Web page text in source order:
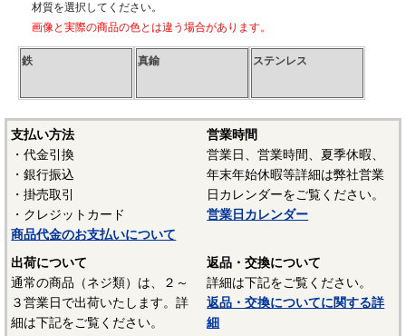
材質を選択してください。
画像と実際の商品の色とは違う場合があります。
鉄 真鍮 ステンレス
支払い方法
・代金引換
・銀行振込
・掛売取引
・クレジットカード
商品代金のお支払いについて
営業時間
営業日、営業時間、夏季休暇、
年末年始休暇等詳細は弊社営業
日カレンダーをご覧ください。
営業日カレンダー
出荷について
通常の商品（ネジ類）は、２～
３営業日で出荷いたします。詳
細は下記をご覧ください。
返品・交換について
詳細は下記をご覧ください。
返品・交換についてに関する詳
細